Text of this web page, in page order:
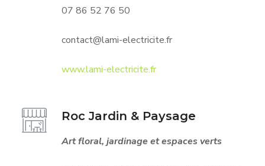
07 86 52 76 50
contact@lami-electricite.fr
www.lami-electricite.fr
Roc Jardin & Paysage
Art floral, jardinage et espaces verts